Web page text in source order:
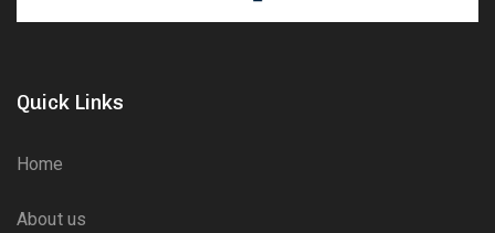
Quick Links
Home
About us